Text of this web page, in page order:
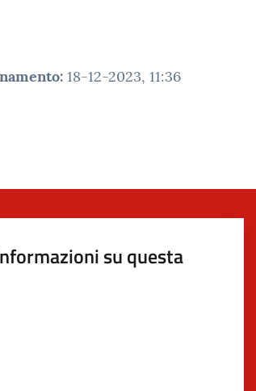
: 18-12-2023, 11:36
su questa